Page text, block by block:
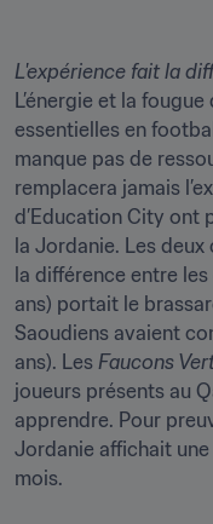
L'expérience fait la
L’énergie et la
essentielles en
manque pas de
remplacera jamais
d’Education City ont
la Jordanie. Les
la différence entre
ans) portait le
Saoudiens avaient
ans). Les Faucons
joueurs présents au
apprendre. Pour
Jordanie affichait une
mois.